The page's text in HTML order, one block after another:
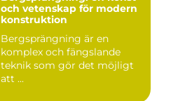
och vetenskap för modern
konstruktion
Bergsprängning är en
komplex och fängslande
teknik som gör det möjligt
att ...